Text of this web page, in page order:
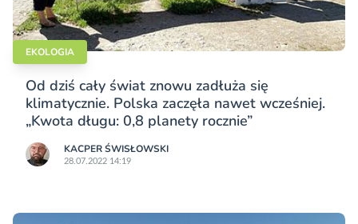
EKOLOGIA
Od dziś cały świat znowu zadłuża się
klimatycznie. Polska zaczęła nawet wcześniej.
„Kwota długu: 0,8 planety rocznie”
KACPER ŚWISŁO­WSKI
28.07.2022 14:19